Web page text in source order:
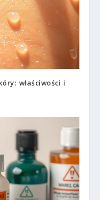
właściwości i